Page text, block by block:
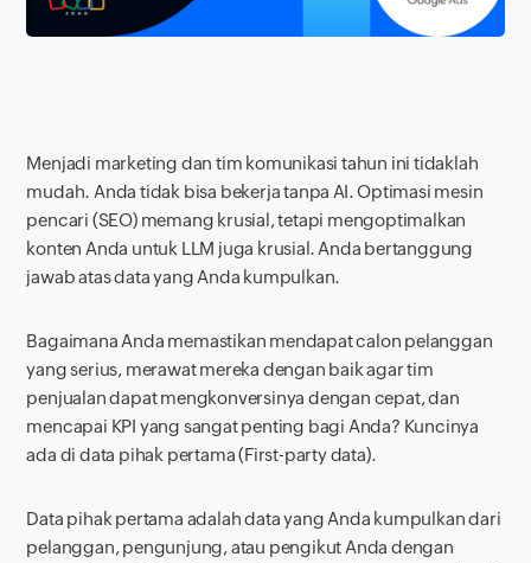
Menjadi marketing dan tim komunikasi tahun ini tidaklah
mudah. Anda tidak bisa bekerja tanpa AI. Optimasi mesin
pencari (SEO) memang krusial, tetapi mengoptimalkan
konten Anda untuk LLM juga krusial. Anda bertanggung
jawab atas data yang Anda kumpulkan.
Bagaimana Anda memastikan mendapat calon pelanggan
yang serius, merawat mereka dengan baik agar tim
penjualan dapat mengkonversinya dengan cepat, dan
mencapai KPI yang sangat penting bagi Anda? Kuncinya
ada di data pihak pertama (First-party data).
Data pihak pertama adalah data yang Anda kumpulkan dari
pelanggan, pengunjung, atau pengikut Anda dengan